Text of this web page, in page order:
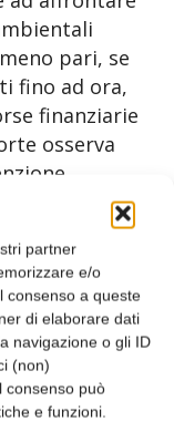
partner
e/o
consenso a queste
di elaborare dati
navigazione o gli ID
(non)
consenso può
e funzioni.
pari, se
fino ad ora,
finanziarie
osserva
ad agricoltori
i
e i
l’anno
correlati e
nelle
PAC post